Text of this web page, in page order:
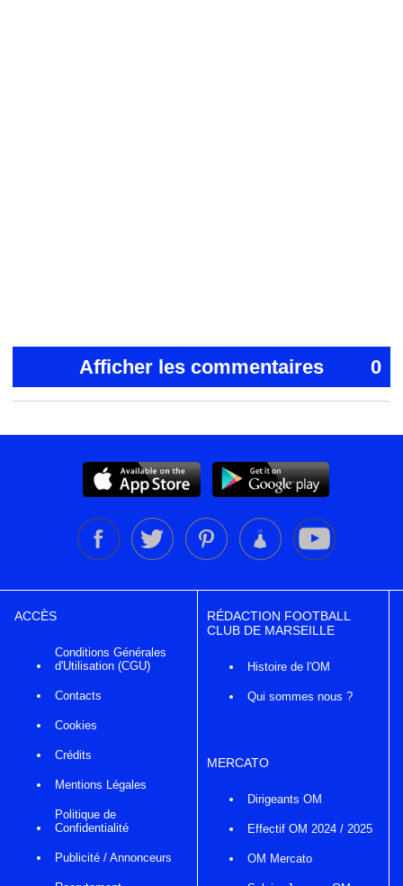
Afficher les commentaires 0
ACCÈS
Conditions Générales
d'Utilisation (CGU)
Contacts
Cookies
Crédits
Mentions Légales
Politique de
Confidentialité
Publicité / Annonceurs
RÉDACTION FOOTBALL
CLUB DE MARSEILLE
Histoire de l'OM
Qui sommes nous ?
MERCATO
Dirigeants OM
Effectif OM 2024 / 2025
OM Mercato